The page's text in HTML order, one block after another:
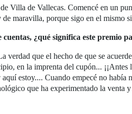
Villa de Vallecas. Comencé en un
maravilla, porque sigo en el mismo
cuentas, ¿qué significa este premio
verdad que el hecho de que se
en la imprenta del cupón...
estoy.... Cuando empecé no
que ha experimentado la